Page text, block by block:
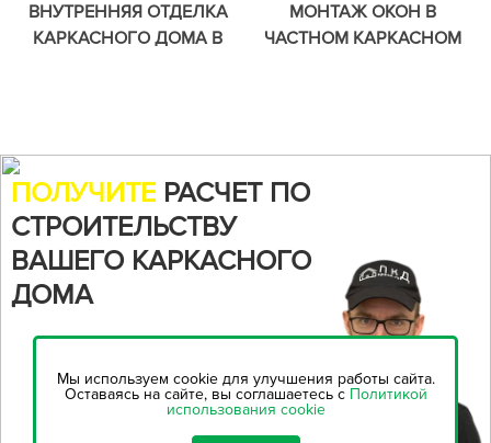
ВНУТРЕННЯЯ ОТДЕЛКА
КАРКАСНОГО ДОМА В
МОНТАЖ ОКОН В
ЧАСТНОМ КАРКАСНОМ
ПОЛУЧИТЕ РАСЧЕТ ПО
СТРОИТЕЛЬСТВУ
ВАШЕГО КАРКАСНОГО
ДОМА
Воспользуйтесь нашим
онлайн-калькулятором,
рассчитать стоимость
Мы используем cookie для улучшения работы сайта.
Оставаясь на сайте, вы соглашаетесь с Политикой
использования cookie